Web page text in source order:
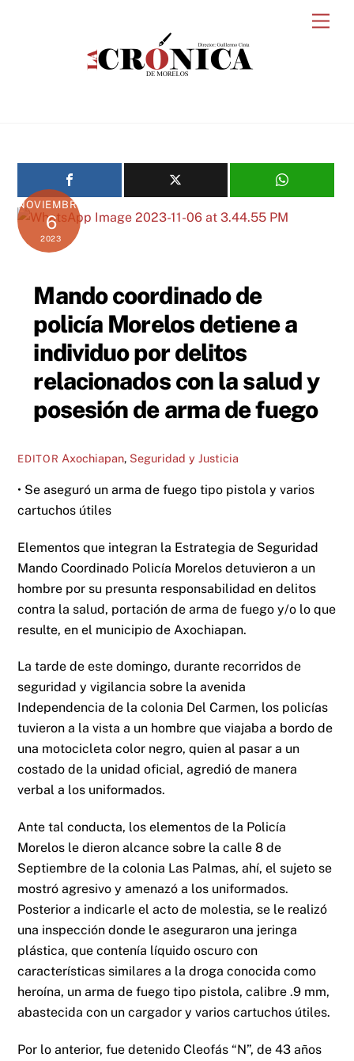
NOVIEMBRE
6
2023
Mando coordinado de
policía Morelos detiene a
individuo por delitos
relacionados con la salud y
posesión de arma de fuego
EDITOR Axochiapan, Seguridad y Justicia
• Se aseguró un arma de fuego tipo pistola y varios
cartuchos útiles
Elementos que integran la Estrategia de Seguridad
Mando Coordinado Policía Morelos detuvieron a un
hombre por su presunta responsabilidad en delitos
contra la salud, portación de arma de fuego y/o lo que
resulte, en el municipio de Axochiapan.
La tarde de este domingo, durante recorridos de
seguridad y vigilancia sobre la avenida
Independencia de la colonia Del Carmen, los policías
tuvieron a la vista a un hombre que viajaba a bordo de
una motocicleta color negro, quien al pasar a un
costado de la unidad oficial, agredió de manera
verbal a los uniformados.
Ante tal conducta, los elementos de la Policía
Morelos le dieron alcance sobre la calle 8 de
Septiembre de la colonia Las Palmas, ahí, el sujeto se
mostró agresivo y amenazó a los uniformados.
Posterior a indicarle el acto de molestia, se le realizó
una inspección donde le aseguraron una jeringa
plástica, que contenía líquido oscuro con
características similares a la droga conocida como
heroína, un arma de fuego tipo pistola, calibre .9 mm,
abastecida con un cargador y varios cartuchos útiles.
Por lo anterior, fue detenido Cleofás “N”, de 43 años